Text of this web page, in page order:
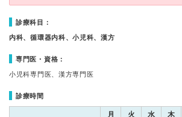
診療科目：
内科、循環器内科、小児科、漢方
専門医・資格：
小児科専門医、漢方専門医
診療時間
月 火 水 木